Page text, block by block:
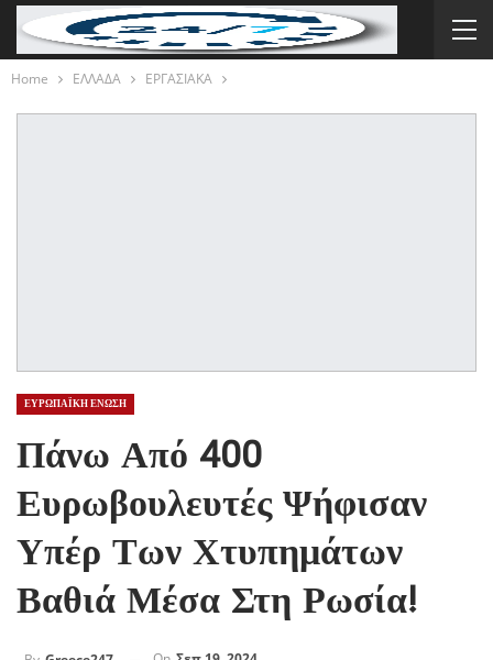
Home ΕΛΛΑΔΑ ΕΡΓΑΣΙΑΚΑ
ΕΥΡΩΠΑΪΚΗ ΕΝΩΣΗ
Πάνω Από 400
Ευρωβουλευτές Ψήφισαν
Υπέρ Των Χτυπημάτων
Βαθιά Μέσα Στη Ρωσία!